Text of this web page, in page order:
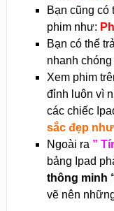
Bạn cũng có
phim như:
Bạn có thể
nhanh
Xem phim
đỉnh luôn vì
các chiếc
sắc đẹp
Ngoài ra ”
bảng Ipad
thông minh
vẽ nên